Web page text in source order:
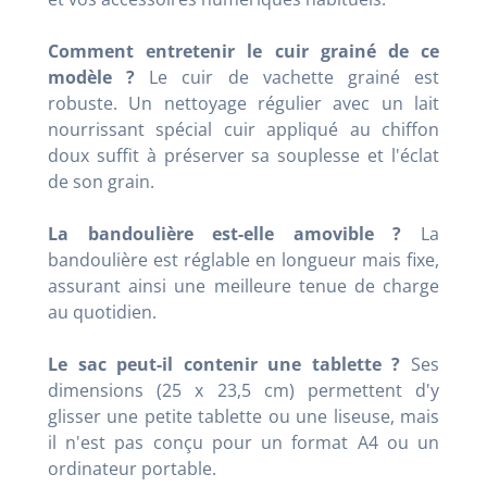
Comment entretenir le cuir grainé de ce
modèle ? Le cuir de vachette grainé est
robuste. Un nettoyage régulier avec un lait
nourrissant spécial cuir appliqué au chiffon
doux suffit à préserver sa souplesse et l'éclat
de son grain.
La bandoulière est-elle amovible ? La
bandoulière est réglable en longueur mais fixe,
assurant ainsi une meilleure tenue de charge
au quotidien.
Le sac peut-il contenir une tablette ? Ses
dimensions (25 x 23,5 cm) permettent d'y
glisser une petite tablette ou une liseuse, mais
il n'est pas conçu pour un format A4 ou un
ordinateur portable.